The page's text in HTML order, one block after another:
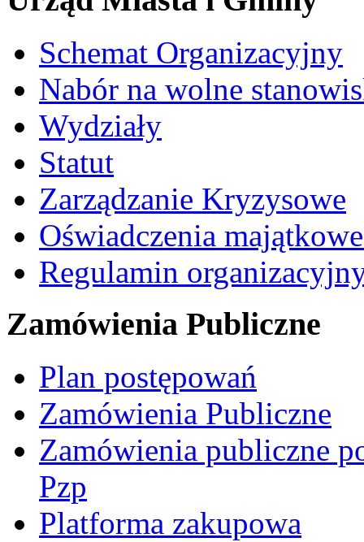
Schemat Organizacyjny
Nabór na wolne
Wydziały
Statut
Zarządzanie Kryzysowe
Oświadczenia
Regulamin
Zamówienia Publiczne
Plan postępowań
Zamówienia Publiczne
Zamówienia publiczne
Pzp
Platforma zakupowa